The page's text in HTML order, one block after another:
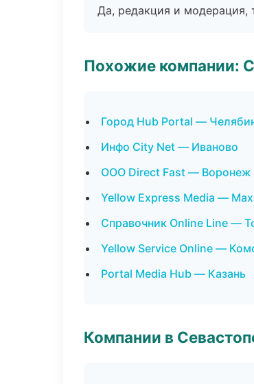
Да, редакция и модерация,
Похожие компании:
Город Hub Portal —
Инфо City Net — Иваново
ООО Direct Fast — Воронеж
Yellow Express Media —
Справочник Online Line —
Yellow Service Online —
Portal Media Hub — Казань
Компании в